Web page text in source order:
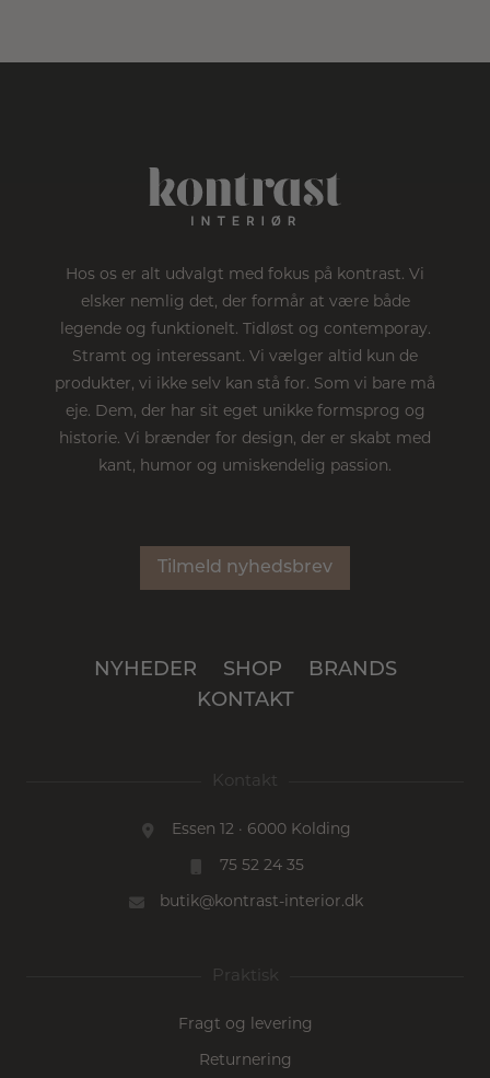
Hos os er alt udvalgt med fokus på kontrast. Vi
elsker nemlig det, der formår at være både
legende og funktionelt. Tidløst og contemporay.
Stramt og interessant. Vi vælger altid kun de
produkter, vi ikke selv kan stå for. Som vi bare må
eje. Dem, der har sit eget unikke formsprog og
historie. Vi brænder for design, der er skabt med
kant, humor og umiskendelig passion.
Tilmeld nyhedsbrev
NYHEDER SHOP
BRANDS
KONTAKT
Kontakt
Essen 12 · 6000 Kolding
75 52 24 35
butik@kontrast-interior.dk
Praktisk
Fragt og levering
Returnering